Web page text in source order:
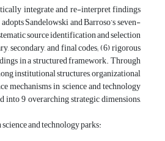
integrate and re-interpret findings
Sandelowski and Barroso’s seven-
source identification and selection
secondary, and final codes; (6) rigorous
in a structured framework. Through
institutional structures, organizational
mechanisms in science and technology
into 9 overarching strategic dimensions,
and technology parks: